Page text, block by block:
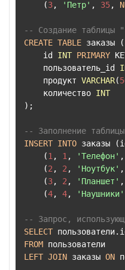
    (
3, 'Петр' , 35,
-- Создание таблицы
CREATE TABLE заказы (
    id
INT PRIMARY
    пользователь_id
    продукт
VARCHAR(
    количество
INT
);
-- Заполнение
INSERT INTO заказы
    (
1 , 1 , 'Телефон' ,
    (
2 , 2 , 'Ноутбук' ,
    (
3, 2 , 'Планшет' ,
    (
4, 4, 'Наушники'
-- Запрос,
SELECT
FROM
LEFT JOIN заказы ON